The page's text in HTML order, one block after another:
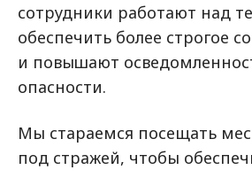
сотрудники работают над
обеспечить более строгое
и повышают
опасности.
Мы стараемся посещать
под стражей, чтобы